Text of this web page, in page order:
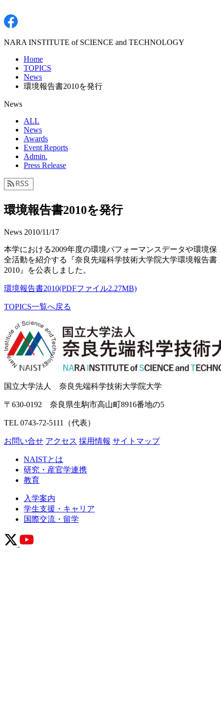
NARA INSTITUTE of SCIENCE and TECHNOLOGY
Home
TOPICS
News
環境報告書2010を発行
News
ALL
News
Awards
Event Reports
Admin.
Press Release
環境報告書2010を発行
News 2010/11/17
本学における2009年度の環境パフォーマンスデータや環境保
全活動を紹介する『奈良先端科学技術大学院大学環境報告書
2010』を公表しました。
環境報告書2010(PDFファイル2.27MB)
TOPICS一覧へ戻る
国立大学法人 奈良先端科学技術大学院大学
〒630-0192 奈良県生駒市高山町8916番地の5
TEL 0743-72-5111（代表）
お問い合せ アクセス 採用情報 サイトマップ
NAISTとは
研究・産官学連携
教育
入学案内
学生支援・キャリア
国際交流・留学